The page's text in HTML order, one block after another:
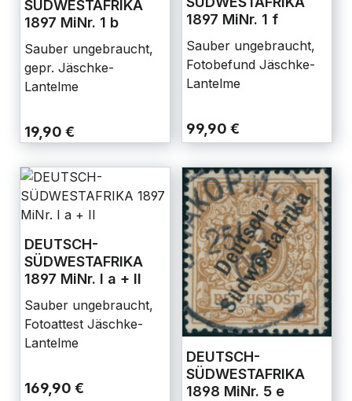
SÜDWESTAFRIKA
1897 MiNr. 1 b
Sauber ungebraucht,
gepr. Jäschke-
Lantelme
19,90 €
1897 MiNr. 1 f
Sauber ungebraucht,
Fotobefund Jäschke-
Lantelme
99,90 €
DEUTSCH-
SÜDWESTAFRIKA
1897 MiNr. I a + II
Sauber ungebraucht,
Fotoattest Jäschke-
Lantelme
169,90 €
DEUTSCH-
SÜDWESTAFRIKA
1898 MiNr. 5 e